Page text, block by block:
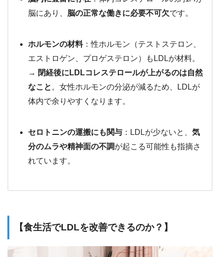
脳にあり、 脳の正常な働きに必要不可欠です。
ホルモンの材料：性ホルモン（テストステロン、
エストロゲン、プロゲステロン）もLDLが材料。
→ 閉経後にLDLコレステロールが上がるのは自然
なこと 。女性ホルモンの分泌が減るため、LDLが
体内で余りやすくなります。
セロトニンの運搬にも関与 ：LDLが少ないと、 気
分のムラや精神面の不調が起こる可能性も指摘さ
れています。
【食生活でLDLを改善できるのか？】